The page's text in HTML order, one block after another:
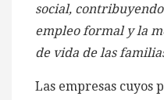
social,
empleo formal y la
de vida de las
Las empresas cuyos